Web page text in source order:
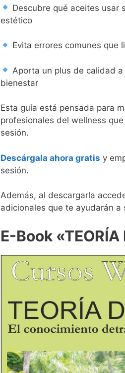
Descubre qué aceites usar
estético
Evita errores comunes que
Aporta un plus de calidad
bienestar
Esta guía está pensada para
profesionales del wellness
sesión.
Descárgala ahora gratis y
sesión.
Además, al descargarla
adicionales que te ayudarán
E-Book «TEORÍA